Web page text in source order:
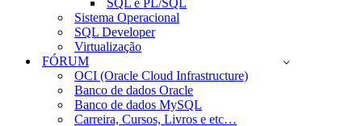
SQL e PL/SQL
Sistema Operacional
SQL Developer
Virtualização
FÓRUM
OCI (Oracle Cloud Infrastructure)
Banco de dados Oracle
Banco de dados MySQL
Carreira, Cursos, Livros e etc…